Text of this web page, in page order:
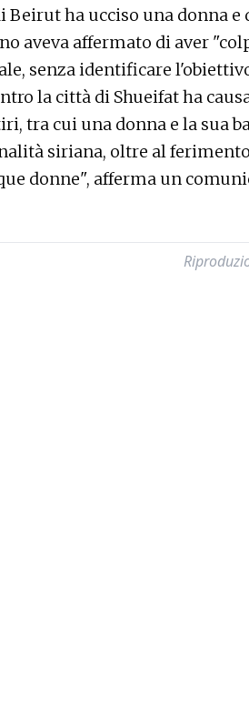
Beirut ha ucciso una donna e
aveva affermato di aver
senza identificare
la città di Shueifat ha
tra cui una donna e la sua
siriana, oltre al
donne", afferma un